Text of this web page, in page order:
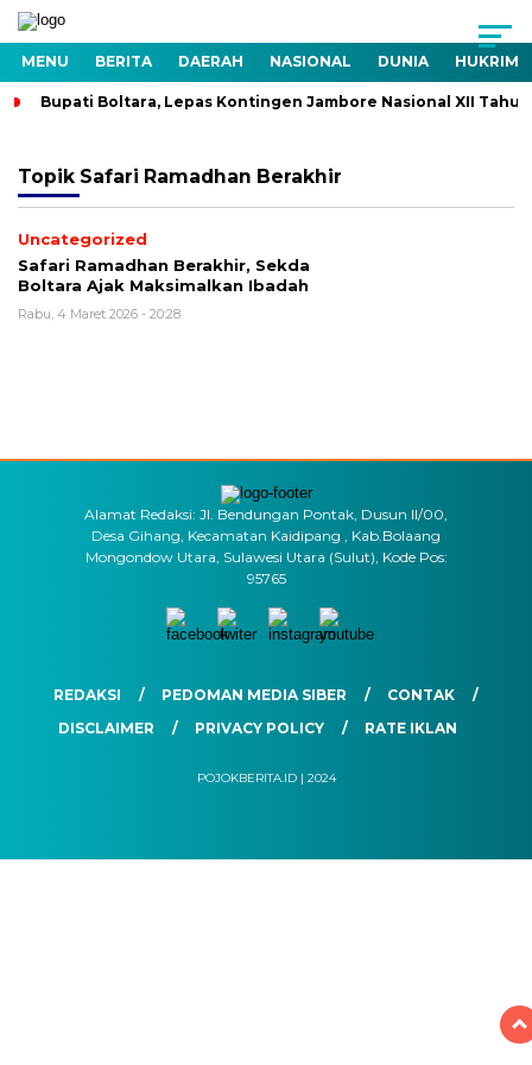
MENU BERITA DAERAH NASIONAL DUNIA HUKRIM
Bupati Boltara, Lepas Kontingen Jambore Nasional XII
Topik Safari Ramadhan Berakhir
Uncategorized
Safari Ramadhan Berakhir, Sekda
Boltara Ajak Maksimalkan Ibadah
Rabu, 4 Maret 2026 - 20:28
Alamat Redaksi: Jl. Bendungan Pontak, Dusun II/00,
Desa Gihang, Kecamatan Kaidipang , Kab.Bolaang
Mongondow Utara, Sulawesi Utara (Sulut), Kode Pos:
95765
REDAKSI PEDOMAN MEDIA SIBER
CONTAK
DISCLAIMER
PRIVACY POLICY RATE IKLAN
POJOKBERITA.ID | 2024